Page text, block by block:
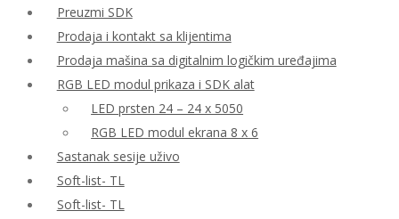
Preuzmi SDK
Prodaja i kontakt sa klijentima
Prodaja mašina sa digitalnim logičkim uređajima
RGB LED modul prikaza i SDK alat
LED prsten 24 – 24 x 5050
RGB LED modul ekrana 8 x 6
Sastanak sesije uživo
Soft-list- TL
Soft-list- TL